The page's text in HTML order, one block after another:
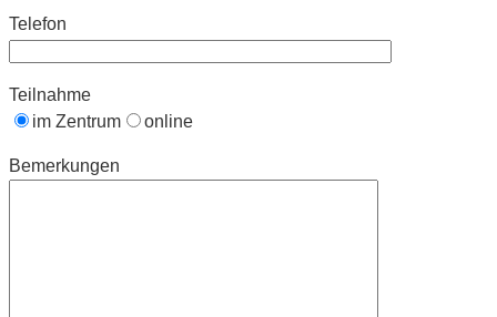
Telefon
Teilnahme
im Zentrum
online
Bemerkungen